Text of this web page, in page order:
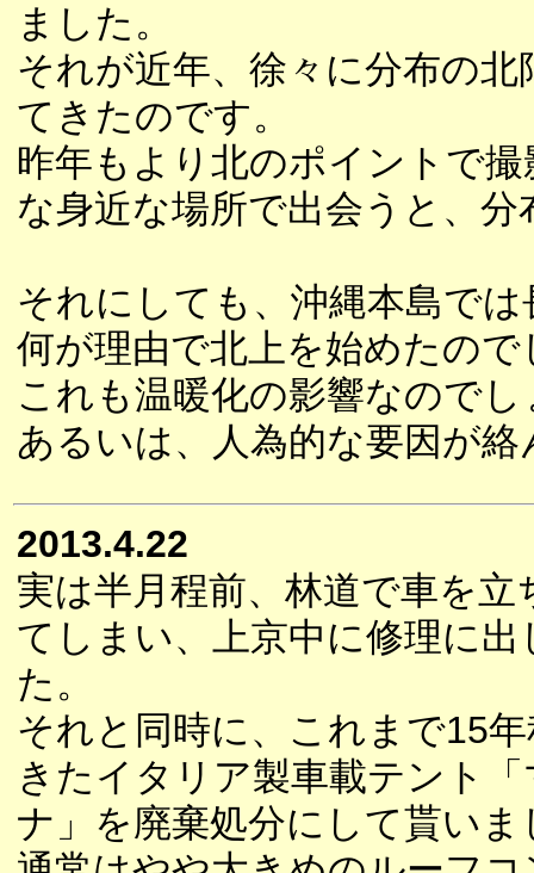
ました。
それが近年、徐々に分布の
てきたのです。
昨年もより北のポイントで
な身近な場所で出会うと、
それにしても、沖縄本島で
何が理由で北上を始めたの
これも温暖化の影響なので
あるいは、人為的な要因が
2013.4.22
実は半月程前、林道で車を立
てしまい、上京中に修理に
た。
それと同時に、これまで15
きたイタリア製車載テント
ナ」を廃棄処分にして貰いま